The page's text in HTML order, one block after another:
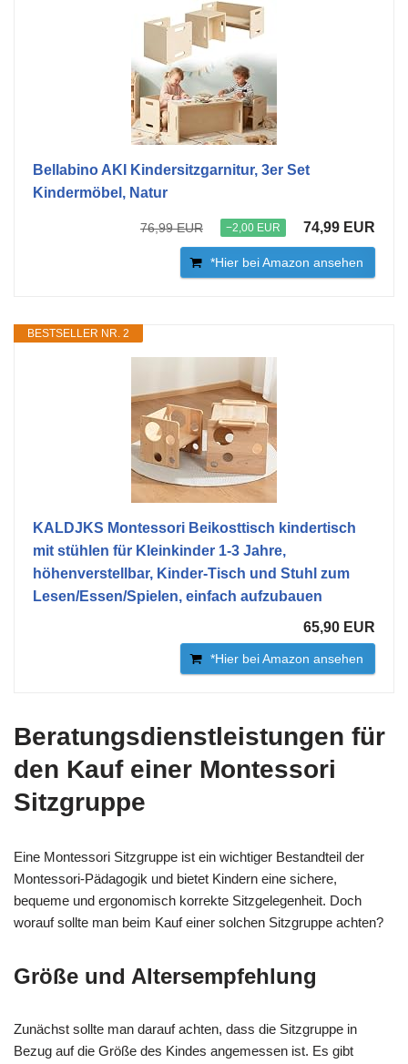
Bellabino AKI Kindersitzgarnitur, 3er Set
Kindermöbel, Natur
76,99 EUR −2,00 EUR 74,99 EUR
*Hier bei Amazon ansehen
BESTSELLER NR. 2
KALDJKS Montessori Beikosttisch kindertisch
mit stühlen für Kleinkinder 1-3 Jahre,
höhenverstellbar, Kinder-Tisch und Stuhl zum
Lesen/Essen/Spielen, einfach aufzubauen
65,90 EUR
*Hier bei Amazon ansehen
Beratungsdienstleistungen für
den Kauf einer Montessori
Sitzgruppe
Eine Montessori Sitzgruppe ist ein wichtiger Bestandteil der
Montessori-Pädagogik und bietet Kindern eine sichere,
bequeme und ergonomisch korrekte Sitzgelegenheit. Doch
worauf sollte man beim Kauf einer solchen Sitzgruppe achten?
Größe und Altersempfehlung
Zunächst sollte man darauf achten, dass die Sitzgruppe in
Bezug auf die Größe des Kindes angemessen ist. Es gibt